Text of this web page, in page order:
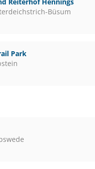
Büsum
Park